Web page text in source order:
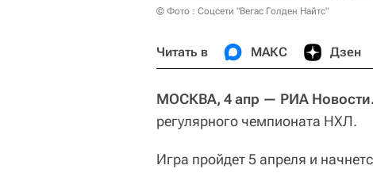
© Фото : Соцсети "Вегас Голден Найтс"
Читать в МАКС Дзен
МОСКВА, 4 апр — РИА
регулярного чемпионата НХЛ.
Игра пройдет 5 апреля и